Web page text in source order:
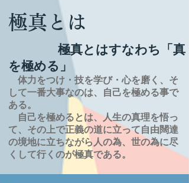
極真とは
極真とはすなわち「真
を極める」
体力をつけ・技を学び・心を磨く、そ
して一番大事なのは、自己を極める事で
ある。
自己を極めるとは、人生の真理を悟っ
て、その上で正義の道に立って自由闊達
の境地に立ちながら人の為、世の為に尽
くして行くのが極真である。